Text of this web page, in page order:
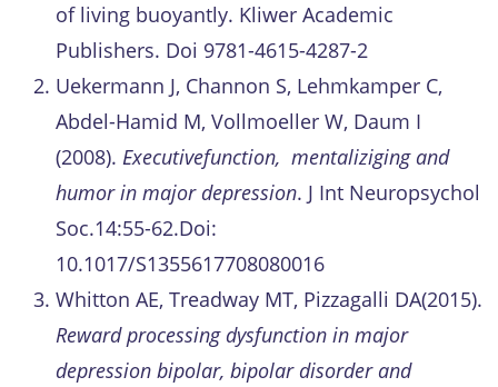
of living buoyantly. Kliwer Academic
Publishers. Doi 9781-4615-4287-2
Uekermann J, Channon S, Lehmkamper C,
Abdel-Hamid M, Vollmoeller W, Daum I
(2008). Executivefunction, mentaliziging and
humor in major depression. J Int Neuropsychol
Soc.14:55-62.Doi:
10.1017/S1355617708080016
Whitton AE, Treadway MT, Pizzagalli DA(2015).
Reward processing dysfunction in major
depression bipolar, bipolar disorder and